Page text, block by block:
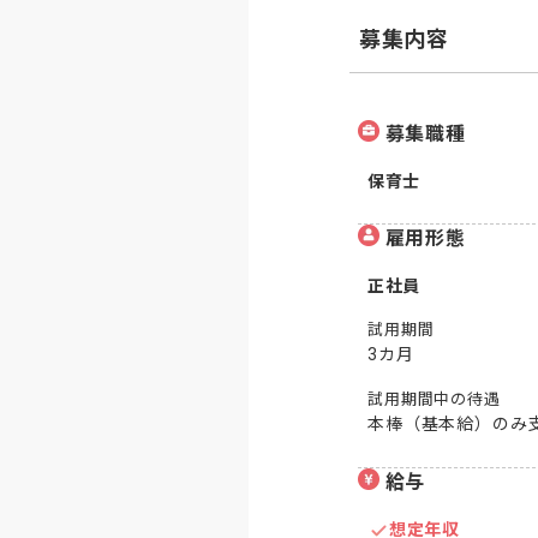
募集内容
募集職種
保育士
雇用形態
正社員
試用期間
3カ月
試用期間中の待遇
本棒（基本給）のみ
給与
想定年収